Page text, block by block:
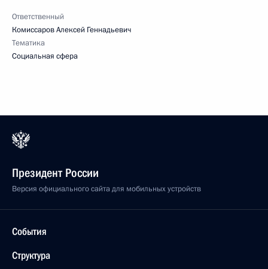
Ответственный
Комиссаров Алексей Геннадьевич
Тематика
Социальная сфера
Президент России
Версия официального сайта для мобильных устройств
События
Структура